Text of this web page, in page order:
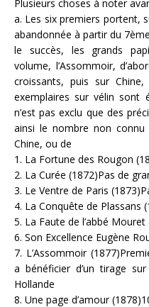
Plusieurs choses à noter
a. Les six premiers portent,
abandonnée à partir du
le succès, les grands
volume, l’Assommoir,
croissants, puis sur
exemplaires sur vélin sont
n’est pas exclu que des
ainsi le nombre non connu
Chine, ou de
1. La Fortune des Rougon
2. La Curée (1872)Pas de
3. Le Ventre de Paris
4. La Conquête de Plassans
5. La Faute de l’abbé
6. Son Excellence Eugène
7. L’Assommoir
a bénéficier d’un tirage
Hollande
8. Une page d’amour